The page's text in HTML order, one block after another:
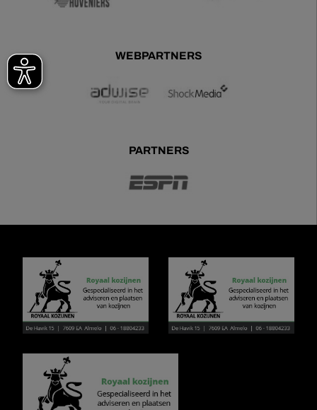
WEBPARTNERS
PARTNERS